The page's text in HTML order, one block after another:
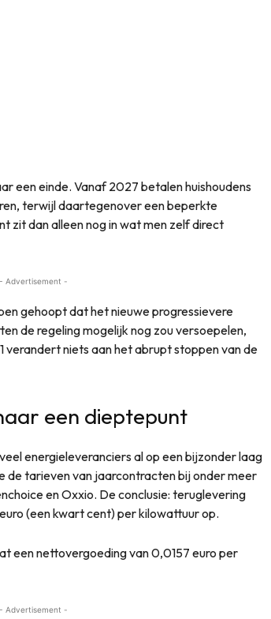
een einde. Vanaf 2027 betalen huishoudens
terwijl daartegenover een beperkte
zit dan alleen nog in wat men zelf direct
- Advertisement -
gehoopt dat het nieuwe progressievere
de regeling mogelijk nog zou versoepelen,
verandert niets aan het abrupt stoppen van de
een dieptepunt
energieleveranciers al op een bijzonder laag
de tarieven van jaarcontracten bij onder meer
en Oxxio. De conclusie: teruglevering
(een kwart cent) per kilowattuur op.
een nettovergoeding van 0,0157 euro per
- Advertisement -